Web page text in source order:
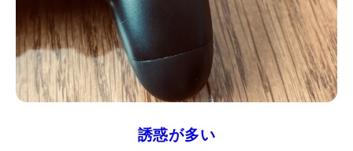
誘惑が多い